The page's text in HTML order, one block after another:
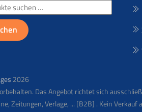
2026
Das Angebot richtet sich
Zeitungen, Verlage, ... [B2B] . Kein Verkauf